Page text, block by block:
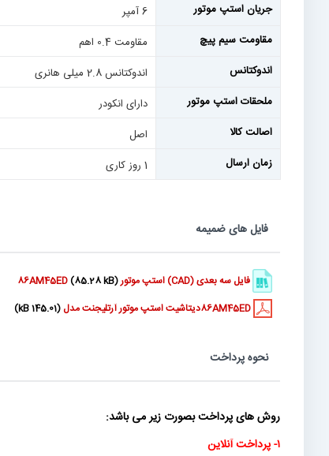
جریان استپ موتور
6 آمپر
مقاومت سیم پیچ
مقاومت 0.4 اهم
اندوکتانس
اندوکتانس 2.8 میلی هانری
ملحقات استپ موتور
دارای انکودر
اصالت کالا
اصل
زمان ارسال
1 روز کاری
فایل های ضمیمه
فایل سه بعدی (CAD) استپ موتور 86AM45ED
(85.28 kB)
(145.01 kB)
نحوه پرداخت
روش های پرداخت بصورت زیر می باشد:
۱- پرداخت آنلاین